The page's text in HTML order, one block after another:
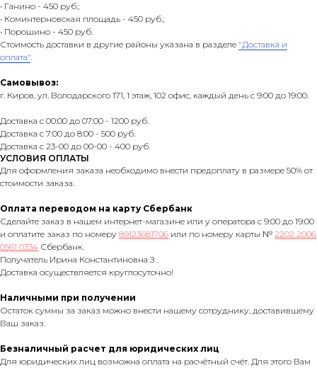
• Ганино - 450 руб.;
• Коминтерновская площадь - 450 руб.;
• Порошино - 450 руб.
Стоимость доставки в другие районы указана в разделе "Доставка и
оплата".
Самовывоз:
г. Киров, ул. Володарского 171, 1 этаж, 102 офис, каждый день с 9:00 до 19:00.
Доставка с 00:00 до 07:00 - 1200 руб.
Доставка с 7:00 до 8:00 - 500 руб.
Доставка с 23-00 до 00-00 - 400 руб.
УСЛОВИЯ ОПЛАТЫ
Для оформления заказа необходимо внести предоплату в размере 50% от
стоимости заказа.
Оплата переводом на карту Сбербанк
Сделайте заказ в нашем интернет-магазине или у оператора с 9:00 до 19:00
и оплатите заказ по номеру 89123681706 или по номеру карты № 2202 2006
0561 0334 Сбербанк.
Получатель Ирина Константиновна З .
Доставка осуществляется круглосуточно!
Наличными при получении
Остаток суммы за заказ можно внести нашему сотруднику, доставившему
Ваш заказ.
Безналичный расчет для юридических лиц
Для юридических лиц возможна оплата на расчётный счёт. Для этого Вам